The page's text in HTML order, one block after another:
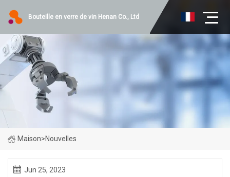
Bouteille en verre de vin Henan Co., Ltd
Maison>Nouvelles
Jun 25, 2023